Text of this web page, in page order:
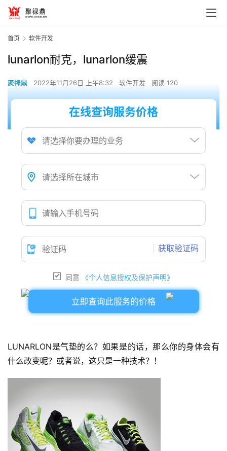
首页 软件开发
lunarlon耐克，lunarlon缓震
聚禄鼎 2022年11月26日 上午8:32 软件开发 阅读 120
在线查询服务价格
获取验证码
同意 《个人信息授权及保护声明》
立即查询此服务的价格
LUNARLON是气垫的么？ 如果是的话，那么你的身体会有
什么改变呢？ 或者说，这只是一种技术？ ！